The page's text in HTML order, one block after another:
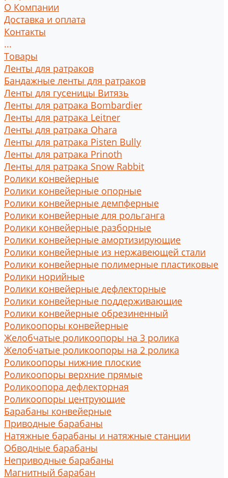
О Компании
Доставка и оплата
Контакты
...
Товары
Ленты для ратраков
Бандажные ленты для ратраков
Ленты для гусеницы Витязь
Ленты для ратрака Bombardier
Ленты для ратрака Leitner
Ленты для ратрака Ohara
Ленты для ратрака Pisten Bully
Ленты для ратрака Prinoth
Ленты для ратрака Snow Rabbit
Ролики конвейерные
Ролики конвейерные опорные
Ролики конвейерные демпферные
Ролики конвейерные для рольганга
Ролики конвейерные разборные
Ролики конвейерные амортизирующие
Ролики конвейерные из нержавеющей стали
Ролики конвейерные полимерные пластиковые
Ролики норийные
Ролики конвейерные дефлекторные
Ролики конвейерные поддерживающие
Ролики конвейерные обрезиненный
Роликоопоры конвейерные
Желобчатые роликоопоры на 3 ролика
Желобчатые роликоопоры на 2 ролика
Роликоопоры нижние плоские
Роликоопоры верхние прямые
Роликоопора дефлекторная
Роликоопоры центрующие
Барабаны конвейерные
Приводные барабаны
Натяжные барабаны и натяжные станции
Обводные барабаны
Неприводные барабаны
Магнитный барабан